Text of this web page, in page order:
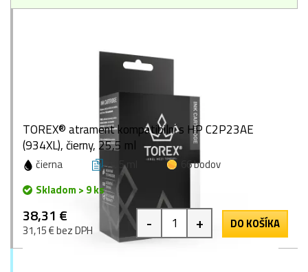
TOREX® atrament kompatibilní s HP C2P23AE
(934XL), čierny, 25,5 ml
čierna 25,5 ml
66 bodov
Skladom > 9 ks
38,31 €
31,15 € bez DPH - + DO KOŠÍKA